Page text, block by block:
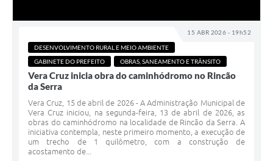
15 ABR 2026 - 19h52
DESENVOLVIMENTO RURAL E MEIO AMBIENTE
GABINETE DO PREFEITO
OBRAS, SANEAMENTO E TRÂNSITO
Vera Cruz inicia obra do caminhódromo no Rincão
da Serra
Vera Cruz, 15 de abril de 2026 - A Administração Municipal de
Vera Cruz iniciou, na segunda-feira, 13 de abril de 2026, as
obras do caminhódromo na localidade de Rincão da Serra. A
iniciativa contempla, neste primeiro momento, a execução de
um trecho de 1 quilômetro, com a construção de
acostamento de...